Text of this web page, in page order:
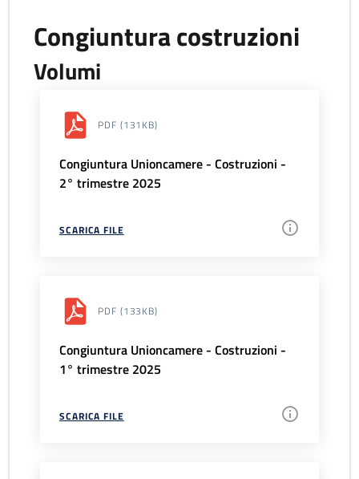
Congiuntura costruzioni
Volumi
PDF (131KB)
Congiuntura Unioncamere - Costruzioni -
2° trimestre 2025
SCARICA FILE
PDF (133KB)
Congiuntura Unioncamere - Costruzioni -
1° trimestre 2025
SCARICA FILE